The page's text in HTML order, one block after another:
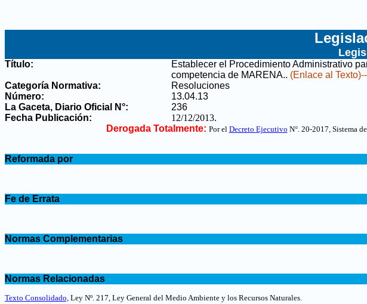
Título:
Establecer el Procedimiento Administrativo
competencia de MARENA.. (Enlace al
Categoría Normativa:
Resoluciones
Número:
13.04.13
La Gaceta, Diario Oficial N°:
236
Fecha Publicación:
12/12/2013.
Derogada Totalmente: Por el Decreto Ejecutivo N°. 20-2017, Sistema
Reformada por
Fe de Errata
Normas Complementarias
Normas Relacionadas
Texto Consolidado, Ley Nº. 217, Ley General del Medio Ambiente y los Recursos Naturales.